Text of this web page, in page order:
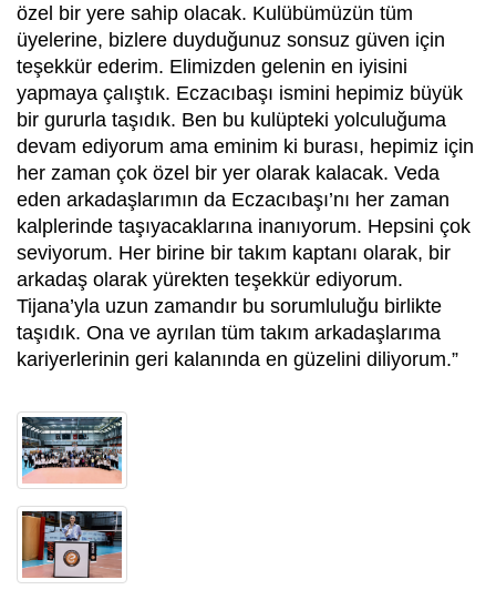
özel bir yere sahip olacak. Kulübümüzün tüm
üyelerine, bizlere duyduğunuz sonsuz güven için
teşekkür ederim. Elimizden gelenin en iyisini
yapmaya çalıştık. Eczacıbaşı ismini hepimiz büyük
bir gururla taşıdık. Ben bu kulüpteki yolculuğuma
devam ediyorum ama eminim ki burası, hepimiz için
her zaman çok özel bir yer olarak kalacak. Veda
eden arkadaşlarımın da Eczacıbaşı’nı her zaman
kalplerinde taşıyacaklarına inanıyorum. Hepsini çok
seviyorum. Her birine bir takım kaptanı olarak, bir
arkadaş olarak yürekten teşekkür ediyorum.
Tijana’yla uzun zamandır bu sorumluluğu birlikte
taşıdık. Ona ve ayrılan tüm takım arkadaşlarıma
kariyerlerinin geri kalanında en güzelini diliyorum.”